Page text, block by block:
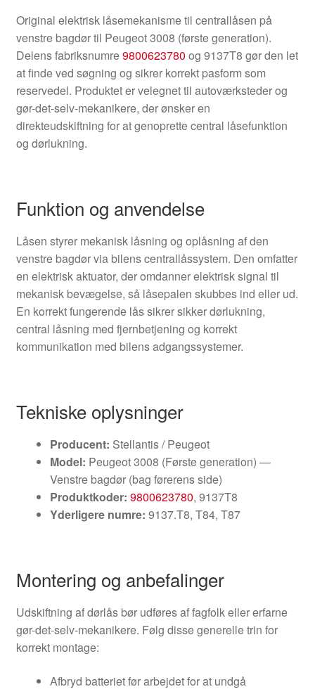
Original elektrisk låsemekanisme til centrallåsen på
venstre bagdør til Peugeot 3008 (første generation).
Delens fabriksnumre9800623780 og 9137T8 gør den let
at finde ved søgning og sikrer korrekt pasform som
reservedel. Produktet er velegnet til autoværksteder og
gør-det-selv-mekanikere, der ønsker en
direkteudskiftning for at genoprette central låsefunktion
og dørlukning.
Funktion og anvendelse
Låsen styrer mekanisk låsning og oplåsning af den
venstre bagdør via bilens centrallåssystem. Den omfatter
en elektrisk aktuator, der omdanner elektrisk signal til
mekanisk bevægelse, så låsepalen skubbes ind eller ud.
En korrekt fungerende lås sikrer sikker dørlukning,
central låsning med fjernbetjening og korrekt
kommunikation med bilens adgangssystemer.
Tekniske oplysninger
Producent: Stellantis / Peugeot
Model: Peugeot 3008 (Første generation) —
Venstre bagdør (bag førerens side)
Produktkoder: 9800623780, 9137T8
Yderligere numre: 9137.T8, T84, T87
Montering og anbefalinger
Udskiftning af dørlås bør udføres af fagfolk eller erfarne
gør-det-selv-mekanikere. Følg disse generelle trin for
korrekt montage:
Afbryd batteriet før arbejdet for at undgå